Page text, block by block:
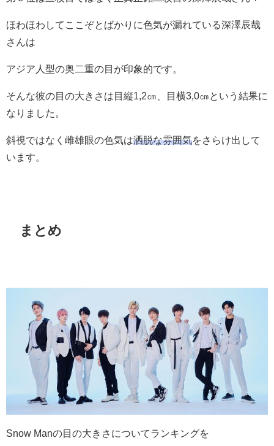
ほわほわしてここぞとばかりに色気が漏れている深澤辰哉
さんは
アジア人型の奥二重の目が印象的です。
そんな彼の目の大きさは目縦1,2㎝、目横3,0㎝という結果に
なりました。
斜視ではなく雌雄眼の色気は洒脱な雰囲気をさらけ出して
います。
まとめ
Snow Manの目の大きさについてランキングを